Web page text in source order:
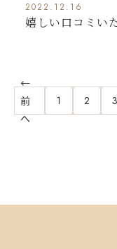
2022.12.16
嬉しい口コミい
←
前
へ
1 2 3